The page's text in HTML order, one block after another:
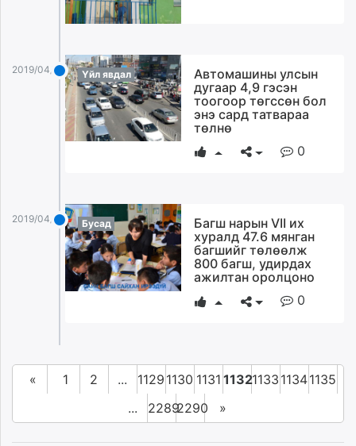
2019/04/01 Үйл явдал
Автомашины улсын
дугаар 4,9 гэсэн
тоогоор төгссөн бол
энэ сард татвараа
төлнө
0
2019/04/01 Бусад
Багш нарын VII их
хуралд 47.6 мянган
багшийг төлөөлж
800 багш, удирдах
ажилтан оролцоно
0
« 1 2 ... 1129 1130 1131 11321133 11341135
...
22892290 »